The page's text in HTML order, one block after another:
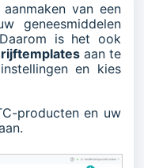
van een
geneesmiddelen
is het ook
aan te
en kies
producten en uw